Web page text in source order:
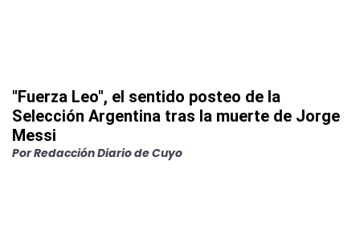
"Fuerza Leo", el sentido posteo de la
Selección Argentina tras la muerte de Jorge
Messi
PorRedacción Diario de Cuyo